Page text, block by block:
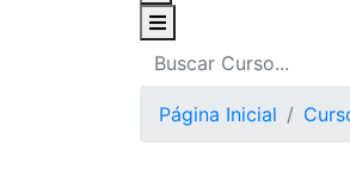
Página Inicial